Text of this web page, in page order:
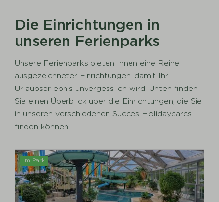
Die Einrichtungen in
unseren Ferienparks
Unsere Ferienparks bieten Ihnen eine Reihe
ausgezeichneter Einrichtungen, damit Ihr
Urlaubserlebnis unvergesslich wird. Unten finden
Sie einen Überblick über die Einrichtungen, die Sie
in unseren verschiedenen Succes Holidayparcs
finden können.
Im Park